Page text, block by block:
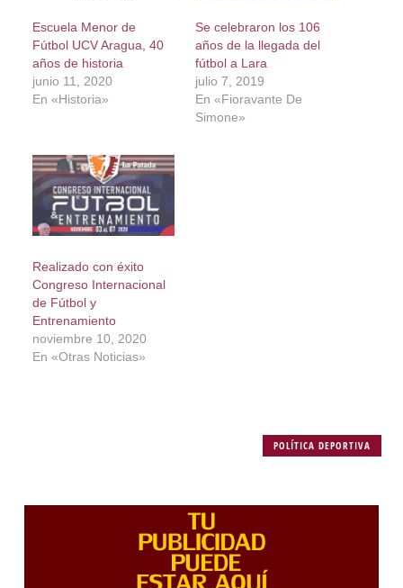
Escuela Menor de
Fútbol UCV Aragua, 40
años de historia
junio 11, 2020
En «Historia»
Se celebraron los 106
años de la llegada del
fútbol a Lara
julio 7, 2019
En «Fioravante De
Simone»
Realizado con éxito
Congreso Internacional
de Fútbol y
Entrenamiento
noviembre 10, 2020
En «Otras Noticias»
POLÍTICA DEPORTIVA